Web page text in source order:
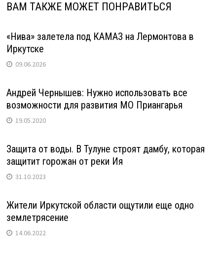
ВАМ ТАКЖЕ МОЖЕТ ПОНРАВИТЬСЯ
«Нива» залетела под КАМАЗ на Лермонтова в
Иркутске
09.06.2026
Андрей Чернышев: Нужно использовать все
возможности для развития МО Приангарья
19.05.2020
Защита от воды. В Тулуне строят дамбу, которая
защитит горожан от реки Ия
31.10.2023
Жители Иркутской области ощутили еще одно
землетрясение
14.06.2022